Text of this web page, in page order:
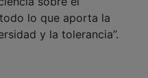
lo que aporta la
y la tolerancia”.